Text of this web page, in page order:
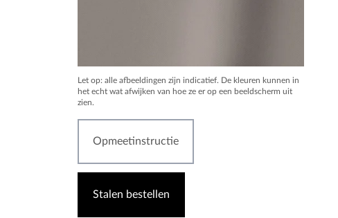
Let op: alle afbeeldingen zijn indicatief. De kleuren kunnen in
het echt wat afwijken van hoe ze er op een beeldscherm uit
zien.
Opmeetinstructie
Stalen bestellen